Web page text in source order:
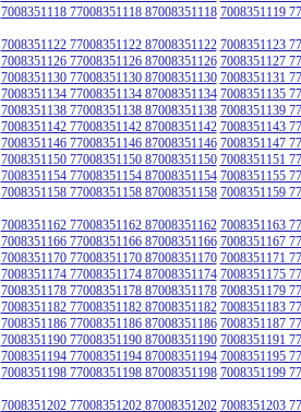
7008351118 77008351118 87008351118 7008351119
7008351122 77008351122 87008351122 7008351123
7008351126 77008351126 87008351126 7008351127
7008351130 77008351130 87008351130 7008351131
7008351134 77008351134 87008351134 7008351135
7008351138 77008351138 87008351138 7008351139
7008351142 77008351142 87008351142 7008351143
7008351146 77008351146 87008351146 7008351147
7008351150 77008351150 87008351150 7008351151
7008351154 77008351154 87008351154 7008351155
7008351158 77008351158 87008351158 7008351159
7008351162 77008351162 87008351162 7008351163
7008351166 77008351166 87008351166 7008351167
7008351170 77008351170 87008351170 7008351171
7008351174 77008351174 87008351174 7008351175
7008351178 77008351178 87008351178 7008351179
7008351182 77008351182 87008351182 7008351183
7008351186 77008351186 87008351186 7008351187
7008351190 77008351190 87008351190 7008351191
7008351194 77008351194 87008351194 7008351195
7008351198 77008351198 87008351198 7008351199
7008351202 77008351202 87008351202 7008351203